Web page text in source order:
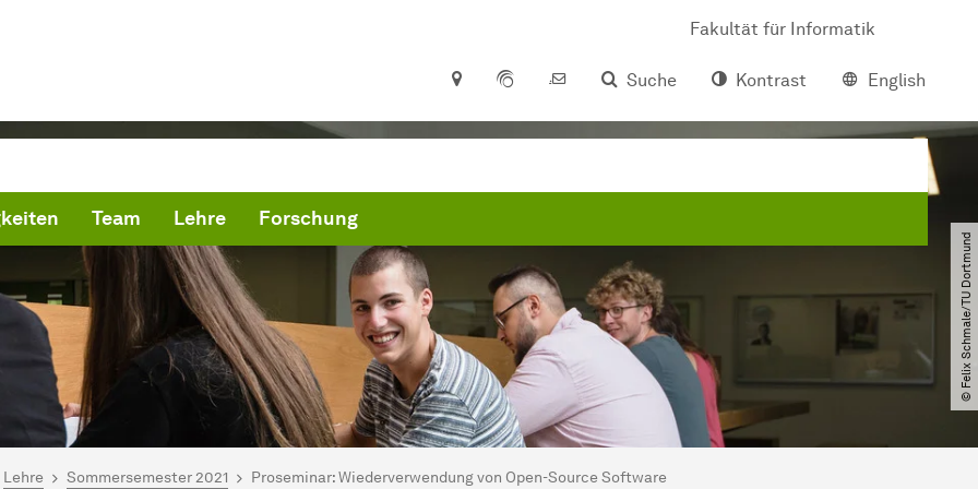
Fakultät für Informatik
Suche
Kontrast English
Team Lehre Forschung
© Felix Schmale​/​TU Dortmund
hier:
Lehre Sommersemester 2021 Proseminar: Wiederverwendung von Open-Source Software